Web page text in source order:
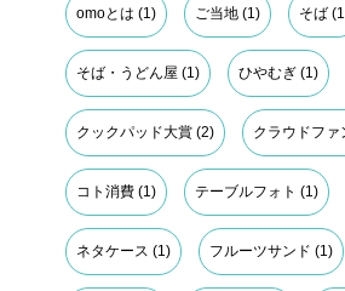
omoとは (1) ご当地 (1) そば
そば・うどん屋 (1) ひやむぎ (1)
クックパッド大賞 (2) クラウドファ
コト消費 (1) テーブルフォト (1)
ネタケース (1) フルーツサンド (1)